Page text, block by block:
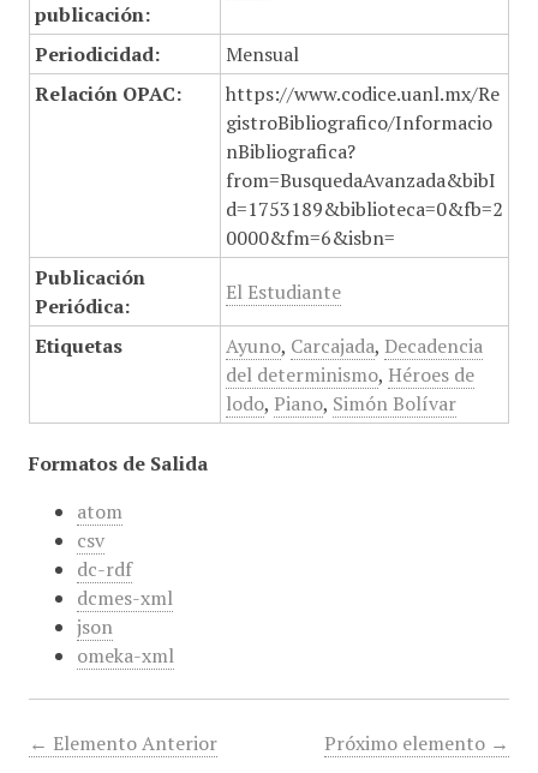
publicación:
Periodicidad:
Mensual
Relación OPAC:
https://www.codice.uanl.mx/Re
gistroBibliografico/Informacio
nBibliografica?
from=BusquedaAvanzada&bibI
d=1753189&biblioteca=0&fb=2
0000&fm=6&isbn=
Publicación
Periódica:
El Estudiante
Etiquetas Ayuno, Carcajada, Decadencia
del determinismo, Héroes de
lodo, Piano, Simón Bolívar
Formatos de Salida
atom
csv
dc-rdf
dcmes-xml
json
omeka-xml
← Elemento Anterior Próximo elemento →